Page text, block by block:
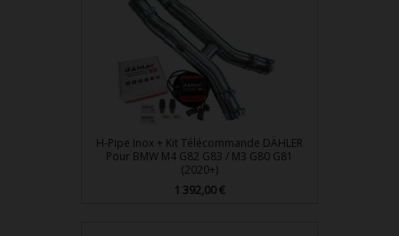
H-Pipe Inox + Kit Télécommande DÄHLER
Pour BMW M4 G82 G83 / M3 G80 G81
(2020+)
Prix
1 392,00 €